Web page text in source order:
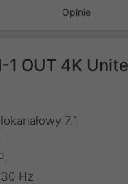
Opinie
1 OUT 4K
7.1
Hz